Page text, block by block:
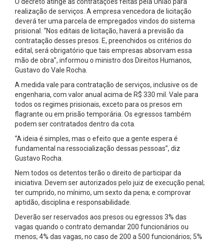
realização de serviços. A empresa vencedora de licitação
deverá ter uma parcela de empregados vindos do sistema
prisional. “Nos editais de licitação, haverá a previsão da
contratação desses presos. E, preenchidos os critérios do
edital, será obrigatório que tais empresas absorvam essa
mão de obra”, informou o ministro dos Direitos Humanos,
Gustavo do Vale Rocha.
A medida vale para contratação de serviços, inclusive os de
engenharia, com valor anual acima de R$ 330 mil. Vale para
todos os regimes prisionais, exceto para os presos em
flagrante ou em prisão temporária. Os egressos também
podem ser contratados dentro da cota.
“A ideia é simples, mas o efeito que a gente espera é
fundamental na ressocialização dessas pessoas”, diz
Gustavo Rocha.
Nem todos os detentos terão o direito de participar da
iniciativa. Devem ser autorizados pelo juiz de execução penal;
ter cumprido, no mínimo, um sexto da pena; e comprovar
aptidão, disciplina e responsabilidade.
Deverão ser reservados aos presos ou egressos 3% das
vagas quando o contrato demandar 200 funcionários ou
menos; 4% das vagas, no caso de 200 a 500 funcionários; 5%